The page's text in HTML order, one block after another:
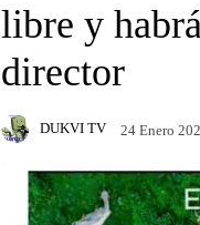
libre y
director
DUKVI TV 24 Enero